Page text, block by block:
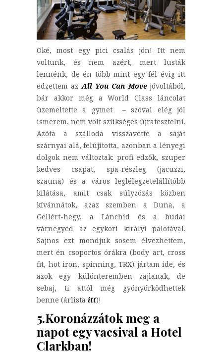
Oké, most egy pici csalás jön! Itt nem
voltunk, és nem azért, mert lusták
lennénk, de én több mint egy fél évig itt
edzettem az All You Can Movejóvoltából,
bár akkor még a World Class láncolat
üzemeltette a gymet – szóval elég jól
ismerem, nem volt szükséges újratesztelni.
Azóta a szálloda visszavette a saját
szárnyai alá, felújította, azonban a lényegi
dolgok nem változtak: profi edzők, szuper
kedves csapat, spa-részleg (jacuzzi,
szauna) és a város leglélegzetelállítóbb
kilátása, amit csak súlyzózás közben
kívánnátok, azaz szemben a Duna, a
Gellért-hegy, a Lánchíd és a budai
várnegyed az egykori királyi palotával.
Sajnos ezt mondjuk sosem élvezhettem,
mert én csoportos órákra (body art, cross
fit, hot iron, spinning, TRX) jártam ide, és
azok egy különteremben zajlanak, de
sebaj, ti attól még gyönyörködhettek
benne (árlista itt)!
5.Koronázzátok meg a
napot egy vacsival a Hotel
Clarkban!